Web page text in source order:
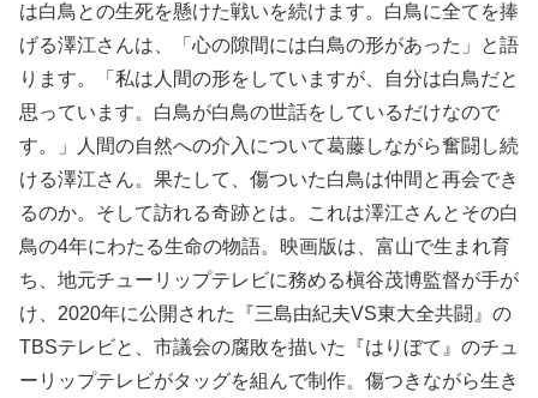
は白鳥との生死を懸けた戦いを続けます。白鳥に全てを捧
げる澤江さんは、「心の隙間には白鳥の形があった」と語
ります。「私は人間の形をしていますが、自分は白鳥だと
思っています。白鳥が白鳥の世話をしているだけなので
す。」人間の自然への介入について葛藤しながら奮闘し続
ける澤江さん。果たして、傷ついた白鳥は仲間と再会でき
るのか。そして訪れる奇跡とは。これは澤江さんとその白
鳥の4年にわたる生命の物語。映画版は、富山で生まれ育
ち、地元チューリップテレビに務める槇谷茂博監督が手が
け、2020年に公開された『三島由紀夫VS東大全共闘』の
TBSテレビと、市議会の腐敗を描いた『はりぼて』のチュ
ーリップテレビがタッグを組んで制作。傷つきながら生き